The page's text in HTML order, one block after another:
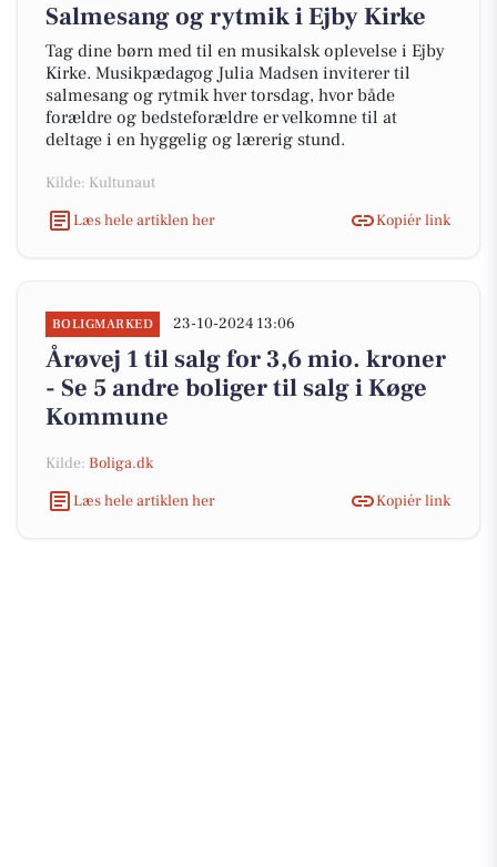
Salmesang og rytmik i Ejby Kirke
Tag dine børn med til en musikalsk oplevelse i Ejby
Kirke. Musikpædagog Julia Madsen inviterer til
salmesang og rytmik hver torsdag, hvor både
forældre og bedsteforældre er velkomne til at
deltage i en hyggelig og lærerig stund.
Kilde: Kultunaut
Læs hele artiklen her
Kopiér link
BOLIGMARKED 23-10-2024 13:06
Årøvej 1 til salg for 3,6 mio. kroner
- Se 5 andre boliger til salg i Køge
Kommune
Kilde: Boliga.dk
Læs hele artiklen her
Kopiér link